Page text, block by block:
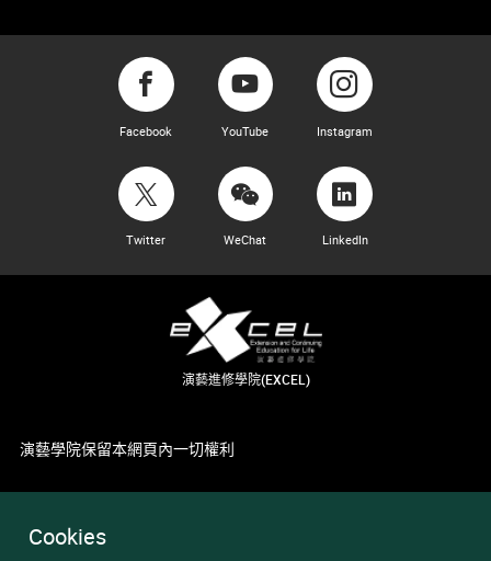
Cookies
Facebook YouTube Instagram
Twitter WeChat LinkedIn
演藝進修學院(EXCEL)
演藝學院保留本網頁內一切權利